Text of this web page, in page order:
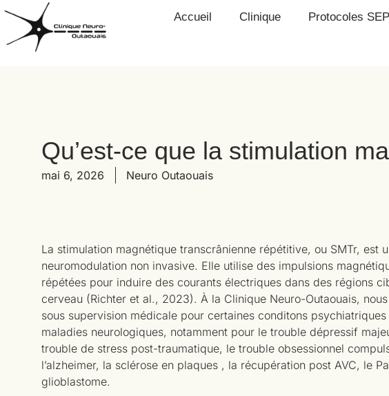
Accueil Clinique Protocoles SEP
Qu’est-ce que la stimulation
mai 6, 2026 Neuro Outaouais
La stimulation magnétique transcrânienne répétitive, ou SMTr, est
neuromodulation non invasive. Elle utilise des impulsions
répétées pour induire des courants électriques dans des régions
cerveau (Richter et al., 2023). À la Clinique Neuro-Outaouais, nous
sous supervision médicale pour certaines conditons
maladies neurologiques, notamment pour le trouble dépressif
trouble de stress post-traumatique, le trouble obsessionnel
l’alzheimer, la sclérose en plaques , la récupération post AVC, le
glioblastome.